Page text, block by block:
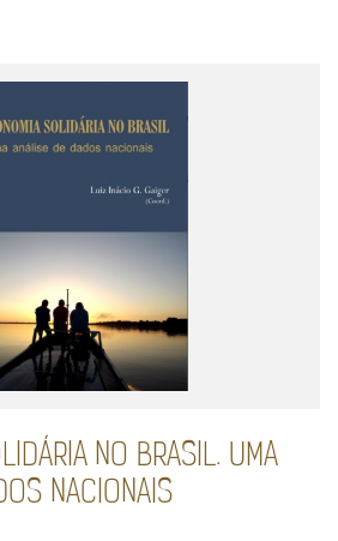
NO BRASIL. UMA
NACIONAIS